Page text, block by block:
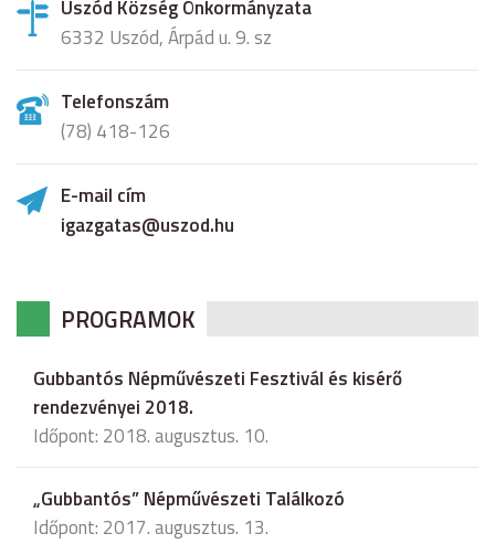
Uszód Község Önkormányzata
6332 Uszód, Árpád u. 9. sz
Telefonszám
(78) 418-126
E-mail cím
igazgatas@uszod.hu
PROGRAMOK
Gubbantós Népművészeti Fesztivál és kisérő
rendezvényei 2018.
Időpont: 2018. augusztus. 10.
„Gubbantós” Népművészeti Találkozó
Időpont: 2017. augusztus. 13.